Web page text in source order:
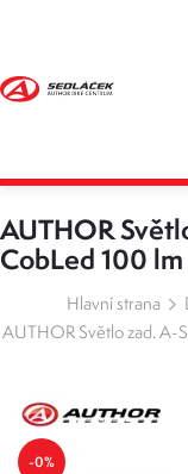
AUTHOR
CobLed 100
Hlavní strana
AUTHOR Světlo zad. A-
-0%